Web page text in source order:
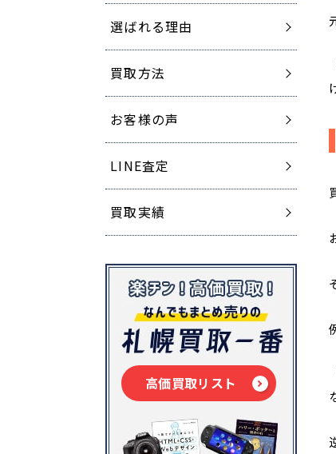
選ばれる理由
買取方法
お客様の声
LINE査定
買取実績
高価買取リスト